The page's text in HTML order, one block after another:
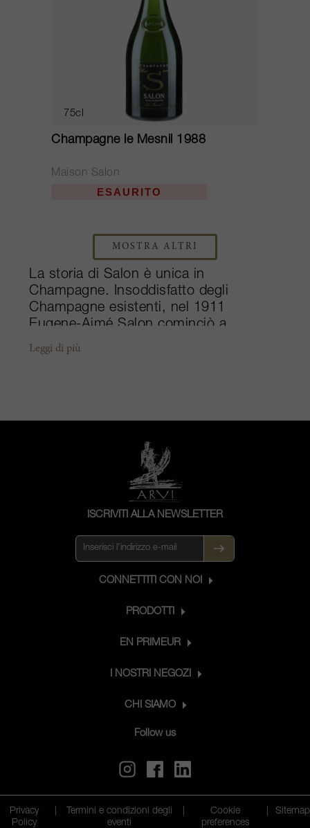
75cl
Champagne le Mesnil 1988
Maison Salon
ESAURITO
MOSTRA ALTRI
La storia di Salon è unica in
Champagne. Insoddisfatto degli
Champagne esistenti, nel 1911
Eugene-Aimé Salon cominciò a
produrre il proprio Champagne
dall’eccezionale zona Mesnil. Lavorò
qualificare questo Champagne: unico!
Proviene da una singola regione – Côte
des Blancs, da un unico cru – Mesnil-
sur-Oger, da una sola varietà d’uva -
Chardonnay, e da un solo millesimo. Il
Chardonnay Mesnil-sur-Oger si
freschezza, complessità e costanza
nelle sue caratteristiche, anche dopo
lunghi anni passati nella cantina.
Leggi di più
ISCRIVITI ALLA NEWSLETTER
CONNETTITI CON NOI
PRODOTTI
EN PRIMEUR
I NOSTRI NEGOZI
CHI SIAMO
Follow us
Privacy
Policy
Termini e condizioni degli
eventi
Cookie
preferences
Sitemap